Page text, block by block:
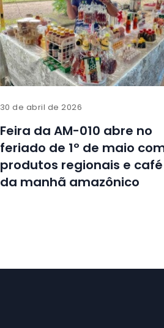
30 de abril de 2026
Feira da AM-010 abre no
feriado de 1º de maio
produtos regionais e café
da manhã amazônico